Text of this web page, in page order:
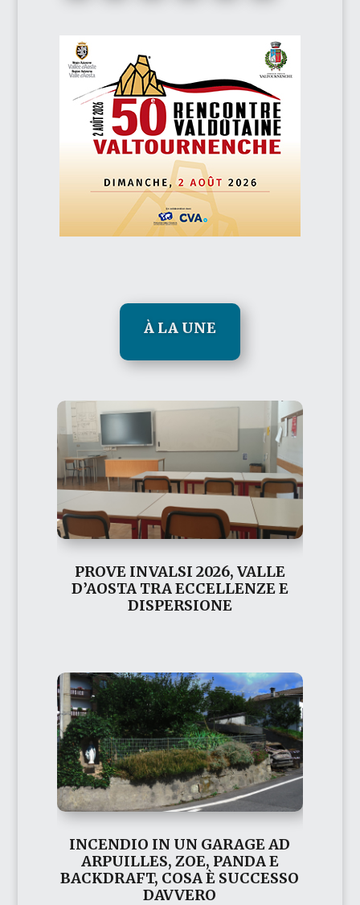
À LA UNE
PROVE INVALSI 2026, VALLE
D’AOSTA TRA ECCELLENZE E
DISPERSIONE
INCENDIO IN UN GARAGE AD
ARPUILLES, ZOE, PANDA E
BACKDRAFT, COSA È SUCCESSO
DAVVERO